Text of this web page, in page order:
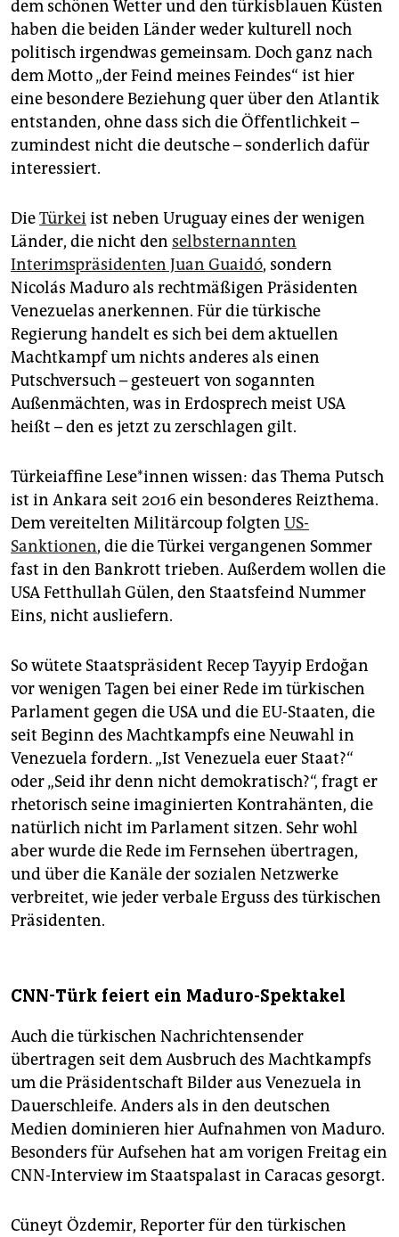
dem schönen Wetter und den türkisblauen Küsten
haben die beiden Länder weder kulturell noch
politisch irgendwas gemeinsam. Doch ganz nach
dem Motto „der Feind meines Feindes“ ist hier
eine besondere Beziehung quer über den Atlantik
entstanden, ohne dass sich die Öffentlichkeit –
zumindest nicht die deutsche – sonderlich dafür
interessiert.
DieTürkeiist neben Uruguay eines der wenigen
Länder, die nicht den selbsternannten
Interimspräsidenten Juan Guaidó, sondern
Nicolás Maduro als rechtmäßigen Präsidenten
Venezuelas anerkennen. Für die türkische
Regierung handelt es sich bei dem aktuellen
Machtkampf um nichts anderes als einen
Putschversuch – gesteuert von sogannten
Außenmächten, was in Erdosprech meist USA
heißt – den es jetzt zu zerschlagen gilt.
Türkeiaffine Lese*innen wissen: das Thema Putsch
ist in Ankara seit 2016 ein besonderes Reizthema.
Dem vereitelten Militärcoup folgten US-
Sanktionen, die die Türkei vergangenen Sommer
fast in den Bankrott trieben. Außerdem wollen die
USA Fetthullah Gülen, den Staatsfeind Nummer
Eins, nicht ausliefern.
So wütete Staatspräsident Recep Tayyip Erdoğan
vor wenigen Tagen bei einer Rede im türkischen
Parlament gegen die USA und die EU-Staaten, die
seit Beginn des Machtkampfs eine Neuwahl in
Venezuela fordern. „Ist Venezuela euer Staat?“
oder „Seid ihr denn nicht demokratisch?“, fragt er
rhetorisch seine imaginierten Kontrahänten, die
natürlich nicht im Parlament sitzen. Sehr wohl
aber wurde die Rede im Fernsehen übertragen,
und über die Kanäle der sozialen Netzwerke
verbreitet, wie jeder verbale Erguss des türkischen
Präsidenten.
CNN-Türk feiert ein Maduro-Spektakel
Auch die türkischen Nachrichtensender
übertragen seit dem Ausbruch des Machtkampfs
um die Präsidentschaft Bilder aus Venezuela in
Dauerschleife. Anders als in den deutschen
Medien dominieren hier Aufnahmen von Maduro.
Besonders für Aufsehen hat am vorigen Freitag ein
CNN-Interview im Staatspalast in Caracas gesorgt.
Cüneyt Özdemir, Reporter für den türkischen